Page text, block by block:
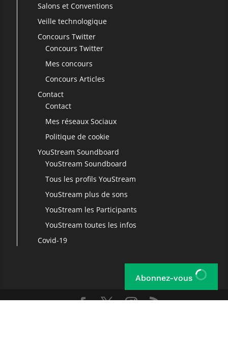
Salons et Conventions
Veille technologique
Concours Twitter
Concours Twitter
Mes concours
Concours Articles
Contact
Contact
Mes réseaux Sociaux
Politique de cookie
YouStream Soundboard
YouStream Soundboard
Tous les profils YouStream
YouStream plus de sons
YouStream les Participants
YouStream toutes les infos
Covid-19
Abonnez-vous